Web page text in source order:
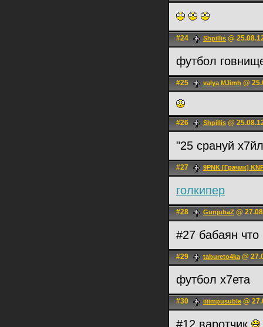
#24 Shpillis @
футбол
#25 valya MJimh @
#26 Shpillis @
"25 срануй
#27 9PNK [Грачик]
голкипер
#28 GunjubaZ @
#27 бабаян что
#29 tabureto4ka@
футбол х7ета
#30 iiiimpusuble @
#12 варотчик